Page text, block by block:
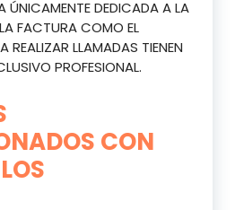
ÚNICAMENTE DEDICADA A LA
FACTURA COMO EL
REALIZAR LLAMADAS TIENEN
PROFESIONAL.
CON